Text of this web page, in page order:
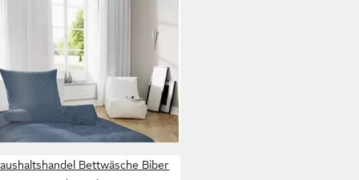
HAUSTEXTILIEN
Hahn Feinbiber
Sterne Stars, Feinbiber,
€
- in 2-3 Werktagen bei dir
Bettwäsche Biber